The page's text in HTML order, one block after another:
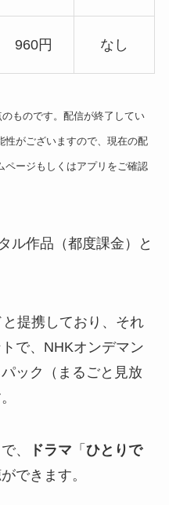
960円 なし
ものです。配信が終了してい
性がございますので、現在の配
ページもしくはアプリをご確認
ル作品（都度課金）と
提携しており、それ
で、NHKオンデマン
ック（まるごと見放
、 ドラマ 「 ひとりで
できます。